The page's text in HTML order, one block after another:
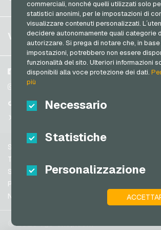
commerciali, nonché quelli utilizzati solo
statistici anonimi, per le impostazioni di
visualizzare contenuti personalizzati.
decidere autonomamente quali categorie
autorizzare. Si prega di notare che, in
impostazioni, potrebbero non essere
funzionalità del sito. Ulteriori informazioni
disponibili alla voce protezione dei dati.
più
Necessario
Statistiche
Personalizzazione
Thalia Buoni regalo
TikTok Buoni regalo
toom Buoni regalo
Wolt Buoni regalo
World of Sweets Buoni regalo
Wunschgutschein Buoni regalo
Zalando Buoni regalo
Francia
Italia
Paesi Bassi
Austria
Portogallo
Svizzera (DE)
Svizzera (IT)
Stati Uniti (EN)
Accedi
Il mio carrello
FAQ
Metodi di pagamento
Termini & Condizioni&Diritto di recesso
Protezione dei dati
VGO-SHOP
Su di noi
Partner
Facebook
Instagram
TikTok
© 2026 vgo-shop.com
Supporto
Termini & Condizioni
Sicurezza e verifica
Protezione dei dati
Note legali